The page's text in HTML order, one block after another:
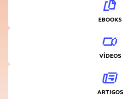
EBOOKS
VÍDEOS
ARTIGOS